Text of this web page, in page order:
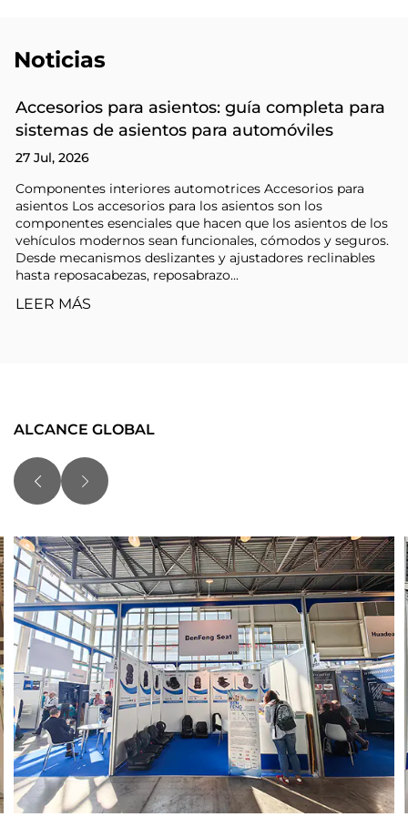
Noticias
Accesorios para asientos: guía completa para
sistemas de asientos para automóviles
27 Jul, 2026
Componentes interiores automotrices Accesorios para
asientos Los accesorios para los asientos son los
componentes esenciales que hacen que los asientos de los
vehículos modernos sean funcionales, cómodos y seguros.
Desde mecanismos deslizantes y ajustadores reclinables
hasta reposacabezas, reposabrazo...
LEER MÁS
ALCANCE GLOBAL